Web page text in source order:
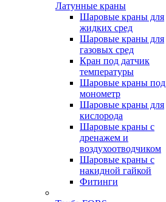
Латунные краны
Шаровые краны для
жидких сред
Шаровые краны для
газовых сред
Кран под датчик
температуры
Шаровые краны под
монометр
Шаровые краны для
кислорода
Шаровые краны с
дренажем и
воздухоотводчиком
Шаровые краны с
накидной гайкой
Фитинги